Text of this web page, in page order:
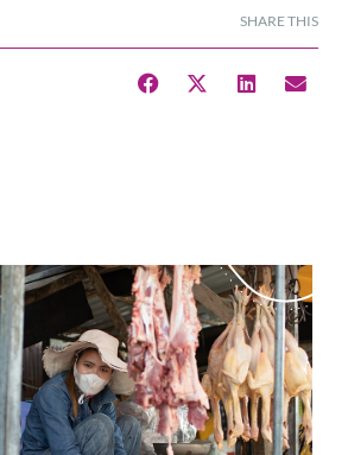
SHARE THIS